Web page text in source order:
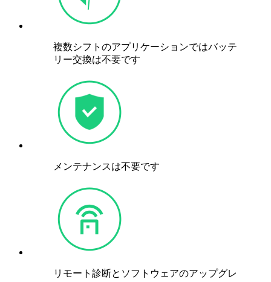
複数シフトのアプリケーションではバッテ
リー交換は不要です
メンテナンスは不要です
リモート診断とソフトウェアのアップグレ